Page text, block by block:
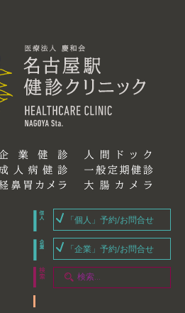
「個人」予約/お問合せ
「企業」予約/お問合せ